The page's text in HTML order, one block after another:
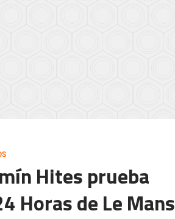
Hites prueba
Horas de Le Mans